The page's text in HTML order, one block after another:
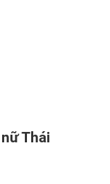
Thái